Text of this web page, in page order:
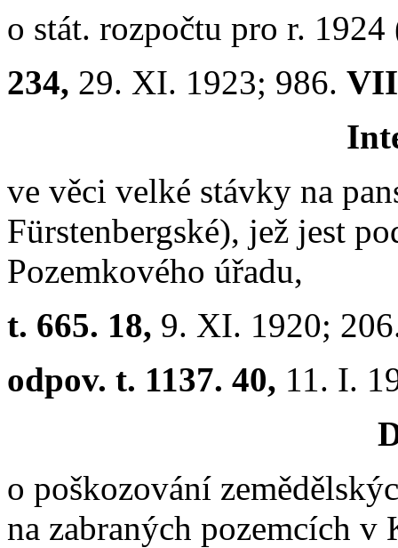
o stát. rozpočtu pro r. 1924
234, 29. XI. 1923; 986.
ve věci velké stávky na
Fürstenbergské), jež jest
Pozemkového úřadu,
t. 665. 18, 9. XI. 1920;
odpov. t. 1137. 40, 11. I.
o poškozování
na zabraných pozemcích